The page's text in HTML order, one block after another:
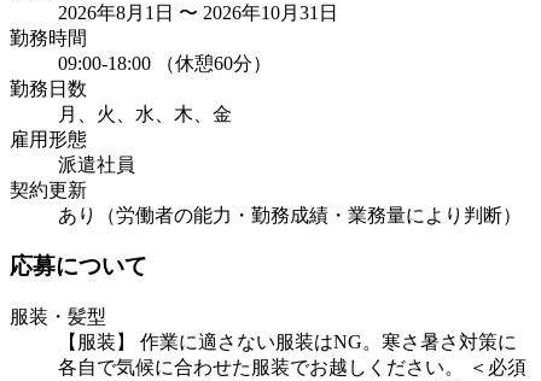
2026年8月1日 〜 2026年10月31日
勤務時間
09:00-18:00 （休憩60分）
勤務日数
月、火、水、木、金
雇用形態
派遣社員
契約更新
あり（労働者の能力・勤務成績・業務量により判断）
応募について
服装・髪型
【服装】 作業に適さない服装はNG。寒さ暑さ対策に
各自で気候に合わせた服装でお越しください。 ＜必須